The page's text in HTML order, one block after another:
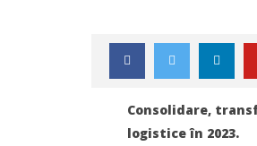
Consolidare,
logistice în 2023.